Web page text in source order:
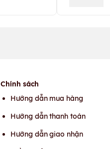
Chính sách
Hướng dẫn mua hàng
Hướng dẫn thanh toán
Hướng dẫn giao nhận